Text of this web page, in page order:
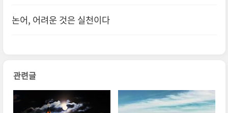
논어, 어려운 것은 실천이다
관련글